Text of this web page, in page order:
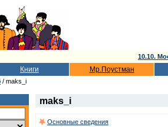
10.10.
Книги Мр.Поустман
/ maks_i
maks_i
Основные сведения